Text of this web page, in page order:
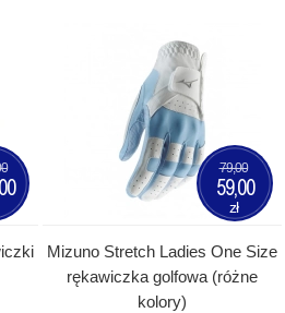
Mizuno Stretch Ladies One Size
rękawiczka golfowa (różne
kolory)
79,00
59,00
zł